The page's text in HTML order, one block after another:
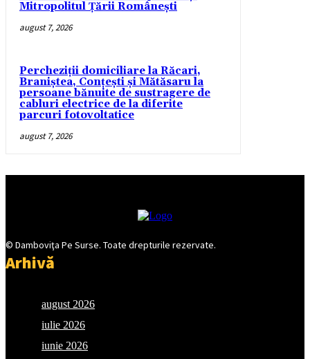
Mitropolitul Țării Românești
august 7, 2026
Percheziții domiciliare la Răcari,
Braniștea, Conțești și Mătăsaru la
persoane bănuite de sustragere de
cabluri electrice de la diferite
parcuri fotovoltatice
august 7, 2026
© Damboviţa Pe Surse. Toate drepturile rezervate.
Arhivă
august 2026
iulie 2026
iunie 2026